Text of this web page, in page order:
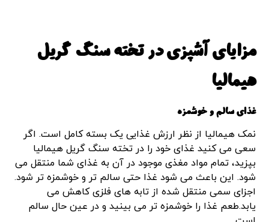
مزایای آشپزی در تخته سنگ گریل
هیمالیا
غذای سالم و خوشمزه
نمک هیمالیا از نظر ارزش غذایی یک بسته کامل است. اگر
سعی می کنید غذای خود را در تخته سنگ گریل هیمالیا
بپزید، تمام مواد مغذی موجود در آن به غذای شما منتقل می
شود. این باعث می شود غذا حتی سالم تر و خوشمزه تر شود.
اجزای سمی منتقل شده از تابه های فلزی کاهش می
یابد.طعم غذا را خوشمزه تر می بینید و در عین حال سالم